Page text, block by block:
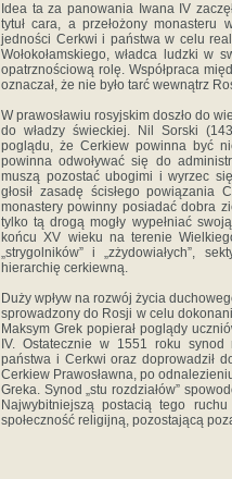
Idea ta za panowania Iwana IV
tytuł cara, a przełożony monasteru
jedności Cerkwi i państwa w celu
Wołokołamskiego, władca ludzki
opatrznościową rolę. Współpraca
oznaczał, że nie było tarć wewnątrz
W prawosławiu rosyjskim doszło do
do władzy świeckiej. Nil Sorski
poglądu, że Cerkiew powinna być
powinna odwoływać się do
muszą pozostać ubogimi i wyrzec
głosił zasadę ścisłego powiązania
monastery powinny posiadać dobra
tylko tą drogą mogły wypełniać
końcu XV wieku na terenie
„strygolników” i „zżydowiałych”,
hierarchię cerkiewną.
Duży wpływ na rozwój życia
sprowadzony do Rosji w celu
Maksym Grek popierał poglądy
IV. Ostatecznie w 1551 roku synod
państwa i Cerkwi oraz doprowadził
Cerkiew Prawosławna, po
Greka. Synod „stu rozdziałów”
Najwybitniejszą postacią tego
społeczność religijną, pozostającą